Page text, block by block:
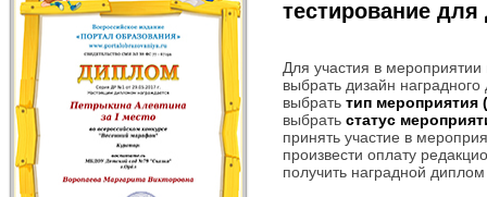
тестирование
Для участия в
выбрать дизайн наградного
выбрать тип мероприятия
выбрать статус
принять участие в
произвести оплату
получить наградной диплом